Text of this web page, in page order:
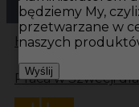
Hotistin Oferty
Praca w Szwecji
będziemy My,
przetwarzane w
naszych
Wyślij